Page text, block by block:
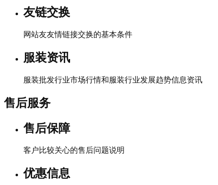
友链交换
网站友友情链接交换的基本条件
服装资讯
服装批发行业市场行情和服装行业发展趋势信息资讯
售后服务
售后保障
客户比较关心的售后问题说明
优惠信息